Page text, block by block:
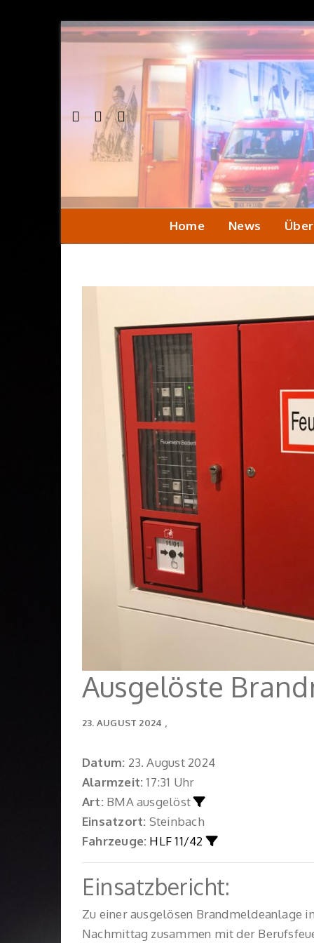
Home
News
Ausgelöste
23. AUGUST 2024
Datum: 23. August 2024
Alarmzeit:17:31 Uhr
Art:BMA ausgelöst
Einsatzort: Steinbach
Fahrzeuge: HLF 11/42
Einsatzbericht:
Zu einer ausgelösen Brandmeldeanlage
Nachmittag zusammen mit der